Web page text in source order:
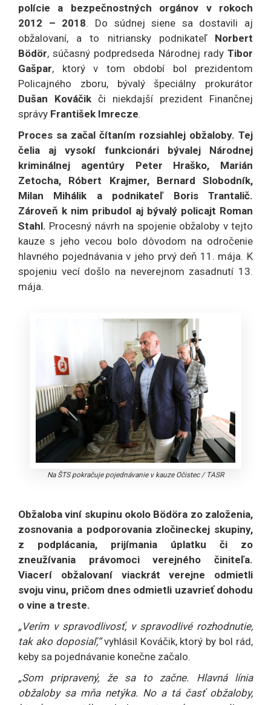
polície a bezpečnostných orgánov v rokoch
2012 – 2018. Do súdnej siene sa dostavili aj
obžalovaní, a to nitriansky podnikateľ Norbert
Bödör, súčasný podpredseda Národnej rady Tibor
Gašpar, ktorý v tom období bol prezidentom
Policajného zboru, bývalý špeciálny prokurátor
Dušan Kováčik či niekdajší prezident Finančnej
správy František Imrecze.
Proces sa začal čítaním rozsiahlej obžaloby. Tej
čelia aj vysokí funkcionári bývalej Národnej
kriminálnej agentúry Peter Hraško, Marián
Zetocha, Róbert Krajmer, Bernard Slobodník,
Milan Mihálik a podnikateľ Boris Trantalič.
Zároveň k nim pribudol aj bývalý policajt Roman
Stahl. Procesný návrh na spojenie obžaloby v tejto
kauze s jeho vecou bolo dôvodom na odročenie
hlavného pojednávania v jeho prvý deň 11. mája. K
spojeniu vecí došlo na neverejnom zasadnutí 13.
mája.
Na ŠTS pokračuje pojednávanie v kauze Očistec/ TASR
Obžaloba viní skupinu okolo Bödöra zo založenia,
zosnovania a podporovania zločineckej skupiny,
z podplácania, prijímania úplatku či zo
zneužívania právomoci verejného činiteľa.
Viacerí obžalovaní viackrát verejne odmietli
svoju vinu, pričom dnes odmietli uzavrieť dohodu
o vine a treste.
„Verím v spravodlivosť, v spravodlivé rozhodnutie,
tak ako doposiaľ,“vyhlásil Kováčik, ktorý by bol rád,
keby sa pojednávanie konečne začalo.
„Som pripravený, že sa to začne. Hlavná línia
obžaloby sa mňa netýka. No a tá časť obžaloby,